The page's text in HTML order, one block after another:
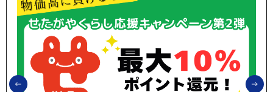
前のスライドを表示